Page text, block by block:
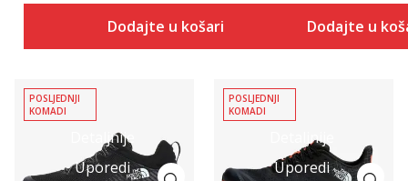
Dodajte u košaricu Dodajte u
Detaljnije
Uporedi
POSLJEDNJI
KOMADI
Detaljnije
Uporedi
POSLJEDNJI
KOMADI